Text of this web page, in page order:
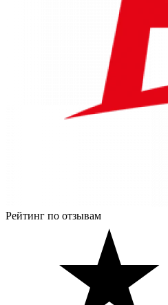
Рейтинг по отзывам